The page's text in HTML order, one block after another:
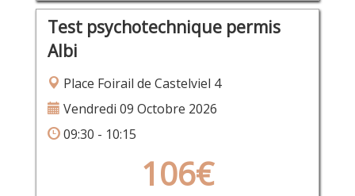
Test psychotechnique permis
Albi
Place Foirail de Castelviel 4
Vendredi 09 Octobre 2026
09:30 - 10:15
106€